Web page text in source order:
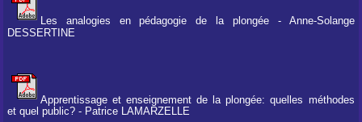
Les analogies en pédagogie de la plongée - Anne-Solange
DESSERTINE
Apprentissage et enseignement de la plongée: quelles méthodes
et quel public? - Patrice LAMARZELLE